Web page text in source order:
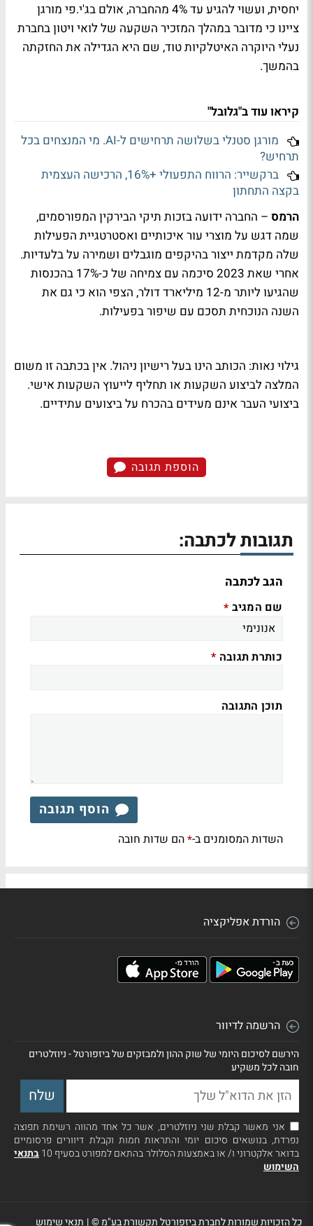
יחסית, ועשוי להגיע עד 4% מהחברה, אולם בג'י.פי מורגן
ציינו כי מדובר במהלך המזכיר השקעה של לואי ויטון בחברת
נעלי היוקרה האיטלקיות טוד, שם היא הגדילה את החזקתה
בהמשך.
קיראו עוד ב"גלובל"
מורגן סטנלי בשלושה תרחישים ל-AI. מי המנצחים בכל
תרחיש?
ברקשייר: הרווח התפעולי +16%, הרכישה העצמית
בקצה התחתון
הרמס – החברה ידועה בזכות תיקי הבירקין המפורסמים,
שמה דגש על מוצרי עור איכותיים ואסטרטגיית הפעילות
שלה מקדמת ייצור בהיקפים מוגבלים ושמירה על בלעדיות.
אחרי שאת 2023 סיכמה עם צמיחה של כ-17% בהכנסות
שהגיעו ליותר מ-12 מיליארד דולר, הצפי הוא כי גם את
השנה הנוכחית תסכם עם שיפור בפעילות.
גילוי נאות: הכותב הינו בעל רישיון ניהול. אין בכתבה זו משום
המלצה לביצוע השקעות או תחליף לייעוץ השקעות אישי.
ביצועי העבר אינם מעידים בהכרח על ביצועים עתידיים.
הוספת תגובה
תגובות לכתבה:
הגב לכתבה
שם המגיב *
כותרת תגובה *
תוכן התגובה
הוסף תגובה
השדות המסומנים ב-*הם שדות חובה
הורדת אפליקציה
הרשמה לדיוור
הירשם לסיכום היומי של שוק ההון ולמבזקים של ביזפורטל - ניוזלטרים
חובה לכל משקיע
אני מאשר קבלת שני ניוזלטרים, אשר כל אחד מהווה רשימת תפוצה
נפרדת, בנושאים סיכום יומי והתראות חמות וקבלת דיוורים פרסומיים
בדואר אלקטרוני ו/ או באמצעות הסלולר בהתאם למפורט בסעיף 10
בתנאי
השימוש
כל הזכויות שמורות לחברת ביזפורטל תקשורת בע"מ ©| תנאי שימוש